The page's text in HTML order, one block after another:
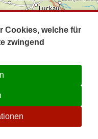
☉
Cookies, welche für
zwingend